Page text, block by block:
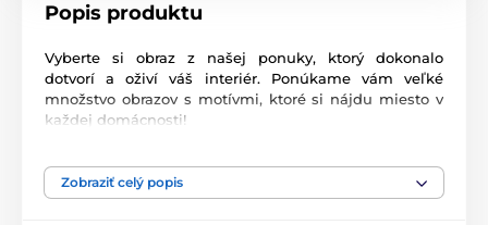
Popis produktu
Vyberte si obraz z našej ponuky, ktorý dokonalo
dotvorí a oživí váš interiér. Ponúkame vám veľké
množstvo obrazov s motívmi, ktoré si nájdu miesto v
každej domácnosti!
(v cm):
Zobraziť celý popis